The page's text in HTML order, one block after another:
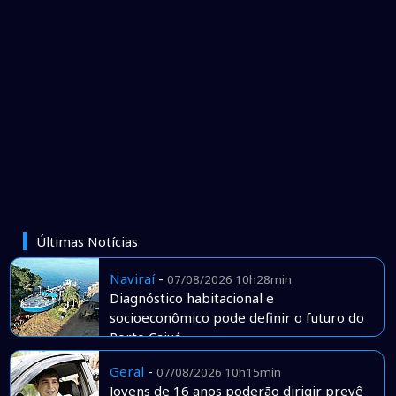
Últimas Notícias
Naviraí- 07/08/2026 10h28min
Diagnóstico habitacional e
socioeconômico pode definir o futuro do
Porto Caiuá
Geral - 07/08/2026 10h15min
Jovens de 16 anos poderão dirigir prevê